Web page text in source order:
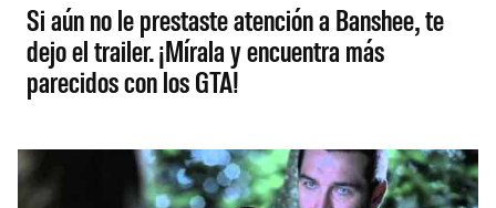
Si aún no le prestaste atención a Banshee, te
dejo el trailer. ¡Mírala y encuentra más
parecidos con los GTA!